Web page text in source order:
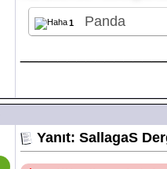
1 Panda
Yanıt: SallagaS